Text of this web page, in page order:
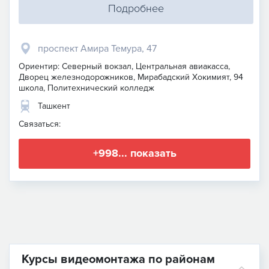
Подробнее
проспект Амира Темура, 47
Ориентир: Северный вокзал, Центральная авиакасса,
Дворец железнодорожников, Мирабадский Хокимият, 94
школа, Политехнический колледж
Ташкент
Связаться:
+998... показать
Курсы видеомонтажа по районам